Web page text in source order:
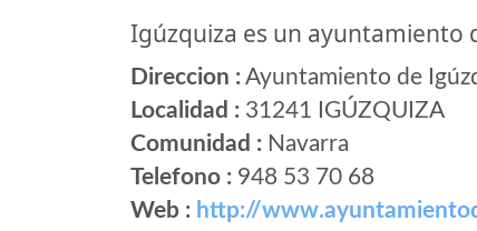
Igúzquiza es un ayuntamiento
Direccion :Ayuntamiento de
Localidad : 31241 IGÚZQUIZA
Comunidad : Navarra
Telefono : 948 53 70 68
Web : http://